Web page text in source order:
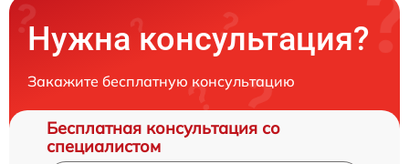
Нужна консультация?
Закажите бесплатную консультацию
Бесплатная консультация со
специалистом